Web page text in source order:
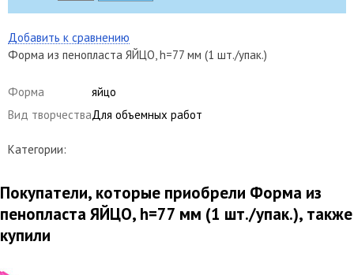
Добавить к сравнению
Форма из пенопласта ЯЙЦО, h=77 мм (1 шт./упак.)
Форма
яйцо
Вид творчестваДля объемных работ
Категории:
Покупатели, которые приобрели Форма из
пенопласта ЯЙЦО, h=77 мм (1 шт./упак.), также
купили